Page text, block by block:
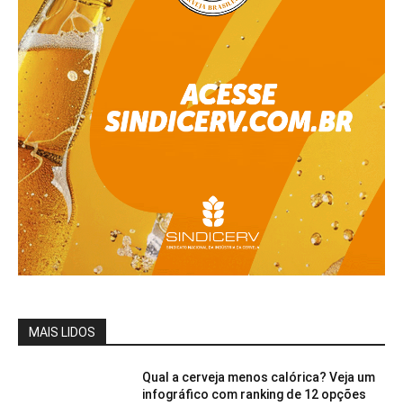
MAIS LIDOS
Qual a cerveja menos calórica? Veja um
infográfico com ranking de 12 opções